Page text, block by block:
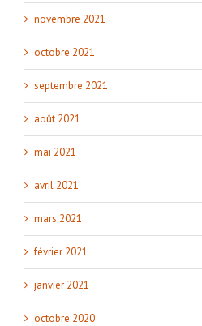
novembre 2021
octobre 2021
septembre 2021
août 2021
mai 2021
avril 2021
mars 2021
février 2021
janvier 2021
octobre 2020